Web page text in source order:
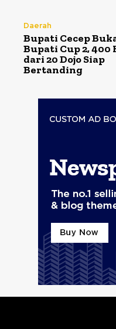
Daerah
Bupati Cecep
Bupati Cup 2, 400
dari 20 Dojo Siap
Bertanding